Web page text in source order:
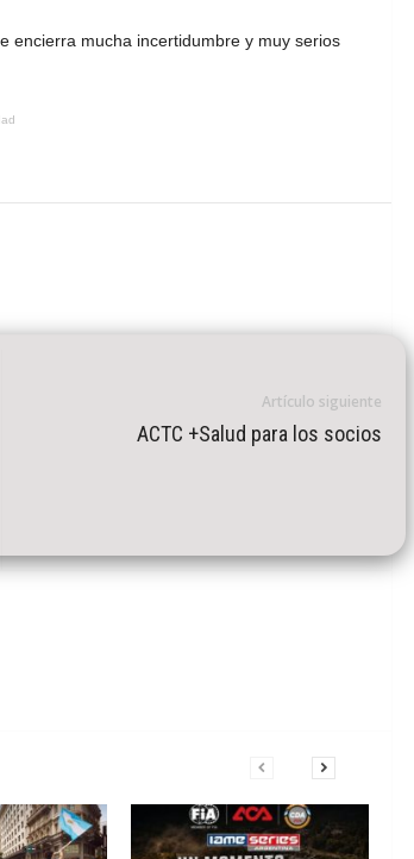
encierra mucha incertidumbre y muy serios
Artículo siguiente
ACTC +Salud para los socios